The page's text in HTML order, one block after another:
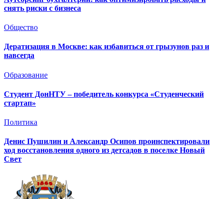
снять риски с бизнеса
Общество
Дератизация в Москве: как избавиться от грызунов раз и
навсегда
Образование
Студент ДонНТУ – победитель конкурса «Студенческий
стартап»
Политика
Денис Пушилин и Александр Осипов проинспектировали
ход восстановления одного из детсадов в поселке Новый
Свет